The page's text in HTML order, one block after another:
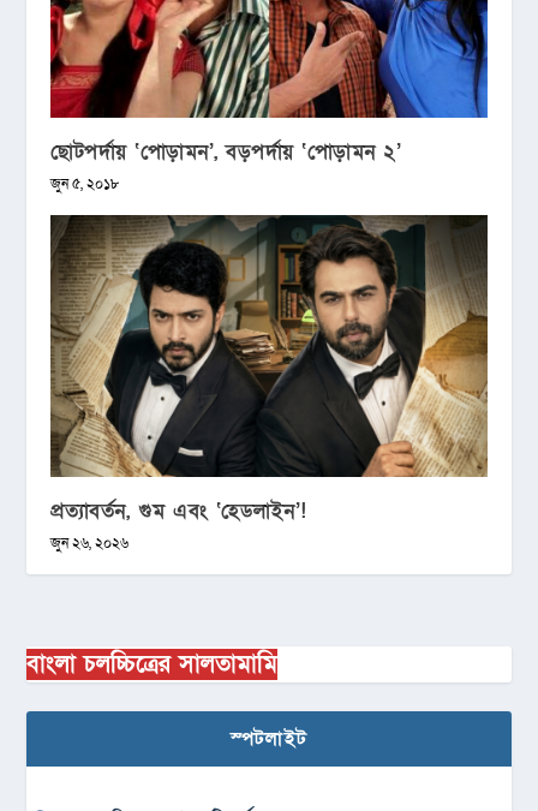
ছোটপর্দায় ‘পোড়ামন’, বড়পর্দায় ‘পোড়ামন ২’
জুন ৫, ২০১৮
প্রত্যাবর্তন, গুম এবং ‘হেডলাইন’!
জুন ২৬, ২০২৬
বাংলা চলচ্চিত্রের সালতামামি
স্পটলাইট